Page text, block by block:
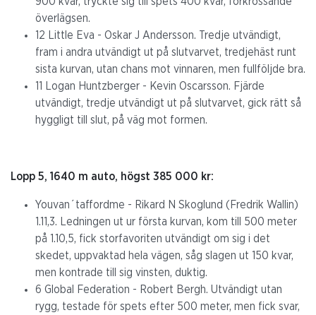
överlägsen.
12 Little Eva - Oskar J Andersson. Tredje utvändigt,
fram i andra utvändigt ut på slutvarvet, tredjehäst runt
sista kurvan, utan chans mot vinnaren, men fullföljde bra.
11 Logan Huntzberger - Kevin Oscarsson. Fjärde
utvändigt, tredje utvändigt ut på slutvarvet, gick rätt så
hyggligt till slut, på väg mot formen.
Lopp 5, 1640 m auto, högst 385 000 kr:
Youvan´taffordme - Rikard N Skoglund (Fredrik Wallin)
1.11,3. Ledningen ut ur första kurvan, kom till 500 meter
på 1.10,5, fick storfavoriten utvändigt om sig i det
skedet, uppvaktad hela vägen, såg slagen ut 150 kvar,
men kontrade till sig vinsten, duktig.
6 Global Federation - Robert Bergh. Utvändigt utan
rygg, testade för spets efter 500 meter, men fick svar,